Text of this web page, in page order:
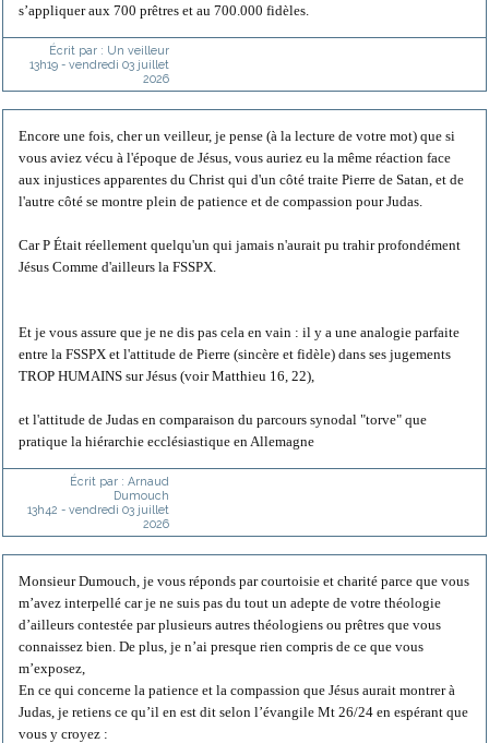
s’appliquer aux 700 prêtres et au 700.000 fidèles.
Écrit par : Un veilleur
13h19- vendredi 03 juillet
2026
Encore une fois, cher un veilleur, je pense (à la lecture de votre mot) que si
vous aviez vécu à l'époque de Jésus, vous auriez eu la même réaction face
aux injustices apparentes du Christ qui d'un côté traite Pierre de Satan, et de
l'autre côté se montre plein de patience et de compassion pour Judas.
Car P Était réellement quelqu'un qui jamais n'aurait pu trahir profondément
Jésus Comme d'ailleurs la FSSPX.
Et je vous assure que je ne dis pas cela en vain : il y a une analogie parfaite
entre la FSSPX et l'attitude de Pierre (sincère et fidèle) dans ses jugements
TROP HUMAINS sur Jésus (voir Matthieu 16, 22),
et l'attitude de Judas en comparaison du parcours synodal "torve" que
pratique la hiérarchie ecclésiastique en Allemagne
Écrit par : Arnaud
Dumouch
13h42 - vendredi 03 juillet
2026
Monsieur Dumouch, je vous réponds par courtoisie et charité parce que vous
m’avez interpellé car je ne suis pas du tout un adepte de votre théologie
d’ailleurs contestée par plusieurs autres théologiens ou prêtres que vous
connaissez bien. De plus, je n’ai presque rien compris de ce que vous
m’exposez,
En ce qui concerne la patience et la compassion que Jésus aurait montrer à
Judas, je retiens ce qu’il en est dit selon l’évangile Mt 26/24 en espérant que
vous y croyez :